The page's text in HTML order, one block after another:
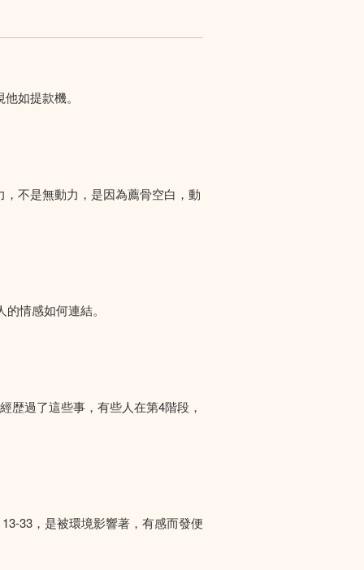
如提款機。
不是無動力，是因為薦骨空白，動
情感如何連結。
歴過了這些事，有些人在第4階段，
33，是被環境影響著，有感而發便